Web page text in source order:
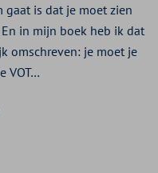
gaat is dat je moet zien
in mijn boek heb ik dat
omschreven: je moet je
VOT…